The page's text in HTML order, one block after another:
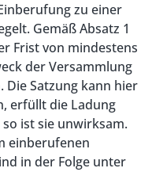
zu einer
Gemäß Absatz 1
Frist von mindestens
der Versammlung
Die Satzung kann hier
erfüllt die Ladung
ist sie unwirksam.
einberufenen
in der Folge unter